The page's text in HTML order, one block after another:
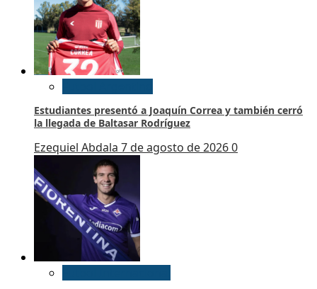
Estudiantes presentó a Joaquín Correa y también cerró
la llegada de Baltasar Rodríguez
Ezequiel Abdala 7 de agosto de 20260